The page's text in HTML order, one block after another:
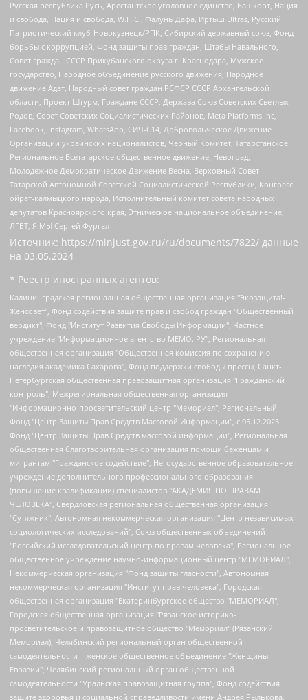
Русская республика Русь, Арестантское уголовное единство, Башкорт, Нация
и свобода, Нация и свобода, W.H.С., Фалунь Дафа, Иртыш Ultras, Русский
Патриотический клуб-Новокузнецк/РПК, Сибирский державный союз, Фонд
борьбы с коррупцией, Фонд защиты прав граждан, Штабы Навального,
Совет граждан СССР Прикубанского округа г. Краснодара, Мужское
государство, Народное объединение русского движения, Народное
движение Адат, Народный совет граждан РСФСР СССР Архангельской
области, Проект Штурм, Граждане СССР, Держава Союз Советских Светлых
Родов, Совет Советских Социалистических Районов, Meta Platforms Inc,
Facebook, Instagram, WhatsApp, СИЧ-С14, Добровольческое Движение
Организации украинских националистов, Черный Комитет, Татарстанское
Региональное Всетатарское общественное движение, Невоград,
Молодежное Демократическое Движение Весна, Верховный Совет
Татарской Автономной Советской Социалистической Республики, Конгресс
ойрат-калмыцкого народа, Исполнительный комитет совета народных
депутатов Красноярского края, Этническое национальное объединение,
ЛГБТ, Я.МЫ Сергей Фургал
Источник: https://minjust.gov.ru/ru/documents/7822/ данные
на 03.05.2024
* Реестр иностранных агентов:
Калининградская региональная общественная организация "Экозащита!-Женсовет", Фонд содействия защите прав и свобод граждан "Общественный вердикт", Фонд "Институт Развития Свободы Информации", Частное учреждение "Информационное агентство МЕМО. РУ", Региональная общественная организация "Общественная комиссия по сохранению наследия академика Сахарова", Фонд поддержки свободы прессы, Санкт-Петербургская общественная правозащитная организация "Гражданский контроль", Межрегиональная общественная организация "Информационно-просветительский центр "Мемориал", Региональный Фонд "Центр Защиты Прав Средств Массовой Информации", с 05.12.2023 Фонд "Центр Защиты Прав Средств массовой информации", Региональная общественная благотворительная организация помощи беженцам и мигрантам "Гражданское содействие", Негосударственное образовательное учреждение дополнительного профессионального образования (повышение квалификации) специалистов "АКАДЕМИЯ ПО ПРАВАМ ЧЕЛОВЕКА", Свердловская региональная общественная организация "Сутяжник", Автономная некоммерческая организация "Центр независимых социологических исследований", Союз общественных объединений "Российский исследовательский центр по правам человека", Региональное общественное учреждение научно-информационный центр "МЕМОРИАЛ", Некоммерческая организация "Фонд защиты гласности", Автономная некоммерческая организация "Институт прав человека", Городская общественная организация "Екатеринбургское общество "МЕМОРИАЛ", Городская общественная организация "Рязанское историко-просветительское и правозащитное общество "Мемориал" (Рязанский Мемориал), Челябинский региональный орган общественной самодеятельности – женское общественное объединение "Женщины Евразии", Челябинский региональный орган общественной самодеятельности "Уральская правозащитная группа", Фонд содействия защите здоровья и социальной справедливости имени Андрея Рылькова, Автономная Некоммерческая Организация "Аналитический Центр Юрия Левады", Автономная некоммерческая организация социальной поддержки населения "Проект Апрель", Региональная общественная организация помощи женщинам и детям, находящимся в кризисной ситуации "Информационно-методический центр "Анна", Фонд содействия развитию массовых коммуникаций и правовому просвещению "Так-так-Так", Фонд содействия устойчивому развитию "Серебряная тайга", Свердловский региональный общественный фонд социальных проектов "Новое время", "Idel.Реалии", Кавказ.Реалии, Крым.Реалии, Телеканал Настоящее Время, Татаро-башкирская служба Радио Свобода (Azatliq Radiosi), Радио Свободная Европа/Радио Свобода (PCE/PC), "Сибирь.Реалии", "Фактограф", Благотворительный фонд помощи осужденным и их семьям, Автономная некоммерческая организация "Институт глобализации и социальных движений", Фонд "В защиту прав заключенных", Частное учреждение "Центр поддержки и содействия развитию средств массовой информации", Пензенский региональный общественный благотворительный фонд "Гражданский союз", "Север.Реалии", Некоммерческая организация Фонд "Правовая инициатива", Общество с ограниченной ответственностью "Радио Свободная Европа/Радио Свобода", Чешское информационное агентство "MEDIUM-ORIENT", Красноярская региональная общественная организация "Мы против СПИДа", Камалягин Денис Николаевич, Маркелов Сергей Евгеньевич, Пономарев Лев Александрович, Савицкая Людмила Алексеевна, Автономная некоммерческая организация "Центр по работе с проблемой насилия "НАСИЛИЮ.НЕТ", Межрегиональный профессиональный союз работников здравоохранения "Альянс врачей", Юридическое лицо, зарегистрированное в Латвийской Республике, SIA "Medusa Project" (регистрационный номер 40103797863, дата регистрации 10.06.2014), Некоммерческая организация "Фонд по борьбе с коррупцией", Автономная некоммерческая организация "Институт права и публичной политики", Баданин Роман Сергеевич, Гликин Максим Александрович, Железнова Мария Михайловна, Лукьянова Юлия Сергеевна, Маетная Елизавета Витальевна, Маняхин Петр Борисович, Чуракова Ольга Владимировна, Ярош Юлия Петровна, Юридическое лицо "The Insider SIA", зарегистрированное в Риге, Латвийская Республика (дата регистрации 26.06.2015), являющееся администратором доменного имени интернет-издания "The Insider SIA", https://theins.ru, Постернак Алексей Евгеньевич, Рубин Михаил Аркадьевич, Анин Роман Александрович, Юридическое лицо Istories fonds, зарегистрированное в Латвийской Республике (регистрационный номер 50008295751, дата регистрации 24.02.2020), Великовский Дмитрий Александрович, Долинина Ирина Николаевна, Мароховская Алеся Алексеевна, Шлейнов Роман Юрьевич, Шмагун Олеся Валентиновна, Общество с ограниченной ответственностью "Альтаир 2021", Общество с ограниченной ответственностью "Вега 2021", Общество с ограниченной ответственностью "Главный редактор 2021", Общество с ограниченной ответственностью "Ромашки монолит", Важенков Артем Валерьевич, Ивановская областная общественная организация "Центр гендерных исследований", Гурман Юрий Альбертович, Медиапроект "ОВД-Инфо", Егоров Владимир Владимирович, Жилинский Владимир Александрович, Общество с ограниченной ответственностью "ЗП", Иванова София Юрьевна, Карезина Инна Павловна, Кильтау Екатерина Викторовна, Петров Алексей Викторович, Пискунов Сергей Евгеньевич, Смирнов Сергей Сергеевич, Тихонов Михаил Сергеевич, Общество с ограниченной ответственностью "ЖУРНАЛИСТ-ИНОСТРАННЫЙ АГЕНТ", Арапова Галина Юрьевна, Вольтская Татьяна Анатольевна, Американская компания "Mason G.E.S. Anonymous Foundation" (США), являющаяся владельцем интернет-издания https://mnews.world/, Компания "Stichting Bellingcat", зарегистрированная в Нидерландах (дата регистрации 11.07.2018), Захаров Андрей Вячеславович, Клепиковская Екатерина Дмитриевна, Общество с ограниченной ответственностью "МЕМО", Перл Роман Александрович, Симонов Евгений Алексеевич, Соловьева Елена Анатольевна, Сотников Даниил Владимирович, Сурначева Елизавета Дмитриевна, Автономная некоммерческая организация по защите прав человека и информированию населения "Якутия – Наше Мнение", Общество с ограниченной ответственностью "Москоу диджитал медиа", с 26.01.2023 Общество с ограниченной ответственностью "Чайка Белые сады", Ветошкина Валерия Валерьевна, Заговора Максим Александрович, Межрегиональное общественное движение "Российская ЛГБТ - сеть", Оленичев Максим Владимирович, Павлов Иван Юрьевич, Скворцова Елена Сергеевна, Общество с ограниченной ответственностью "Как бы инагент", Кочетков Игорь Викторович, Общество с ограниченной ответственностью "Честные выборы", Еланчик Олег Александрович, Общество с ограниченной ответственностью "Нобелевский призыв", Гималова Регина Эмилевна, Григорьев Андрей Валерьевич, Григорьева Алина Александровна, Ассоциация по содействию защите прав призывников, альтернативнослужащих и военнослужащих "Правозащитная группа "Гражданин.Армия.Право", Хисамова Регина Фаритовна, Автономная некоммерческая организация по реализации социально-правовых программ "Лилит", Дальневосточное общественное движение "Маяк", Санкт-Петербургская ЛГБТ-инициативная группа "Выход", Инициативная группа ЛГБТ+ "Реверс", Алексеев Андрей Викторович, Бекбулатова Таисия Львовна, Беляев Иван Михайлович, Владыкина Елена Сергеевна, Гельман Марат Александрович, Никульшина Вероника Юрьевна, Толоконникова Надежда Андреевна, Шендерович Виктор Анатольевич, Общество с ограниченной ответственностью "Данное сообщение", Общество с ограниченной ответственностью Издательский дом "Новая глава", Айнбиндер Александра Александровна, Московский комьюнити-центр для ЛГБТ+инициатив, Благотворительный фонд развития филантропии, Deutsche Welle (Германия, Kurt-Schumacher-Strasse 3, 53113 Bonn), Борзунова Мария Михайловна, Воробьев Виктор Викторович, Голубева Анна Львовна, Константинова Алла Михайловна, Малкова Ирина Владимировна, Мурадов Мурад Абдулгалимович, Осетинская Елизавета Николаевна, Понасенков Евгений Николаевич, Ганапольский Матвей Юрьевич, Киселев Евгений Алексеевич, Борухович Ирина Григорьевна, Дремин Иван Тимофеевич, Дубровский Дмитрий Викторович, Красноярская региональная общественная организация поддержки и развития альтернативных образовательных технологий и межкультурных коммуникаций "ИНТЕРРА", Маяковская Екатерина Алексеевна, Фейгин Марк Захарович, Филимонов Андрей Викторович, Дзугкоева Регина Николаевна, Доброхотов Роман Александрович, Дудь Юрий Александрович, Елкин Сергей Владимирович, Кругликов Кирилл Игоревич, Сабунаева Мария Леонидовна, Семенов Алексей Владимирович, Шаинян Карен Багратович, Шульман Екатерина Михайловна, Асафьев Артур Валерьевич, Вахштайн Виктор Семенович, Венедиктов Алексей Алексеевич, Лушникова Екатерина Евгеньевна, Волков Леонид Михайлович, Невзоров Александр Глебович, Пархоменко Сергей Борисович, Сироткин Ярослав Николаевич, Кара-Мурза Владимир Владимирович, Баранова Наталья Владимировна, Гозман Леонид Яковлевич, Кагарлицкий Борис Юльевич, Климарев Михаил Валерьевич, Милов Владимир Станиславович, Автономная некоммерческая организация Краснодарский центр современного искусства "Типография", Моргенштерн Алишер Тагирович, Соболь Любовь Эдуардовна, Общество с ограниченной ответственностью "ЛИЗА НОРМ", Каспаров Гарри Кимович, Ходорковский Михаил Борисович, Общество с ограниченной ответственностью "Апрельские тезисы", Данилович Ирина Брониславовна, Кашин Олег Владимирович, Петров Николай Владимирович, Пивоваров Алексей Владимирович, Соколов Михаил Владимирович, Цветкова Юлия Владимировна, Чичваркин Евгений Александрович, Комитет против пыток/Команда против пыток, Общество с ограниченной ответственностью "Первый научный", Общество с ограниченной ответственностью "Вертолет и ко", Белоцерковская Вероника Борисовна, Кац Максим Евгеньевич, Лазарева Татьяна Юрьевна, Шаведдинов Руслан Табризович, Яшин Илья Валерьевич, Общество с ограниченной ответственностью "Иноагент ААВ", Алешковский Дмитрий Петрович, Альбац Евгения Марковна, Быков Дмитрий Львович, Галямина Юлия Евгеньевна, Лойко Сергей Леонидович, Мартынов Кирилл Константинович, Медведев Сергей Александрович, Крашенинников Федор Геннадиевич, Гордеева Катерина Вл